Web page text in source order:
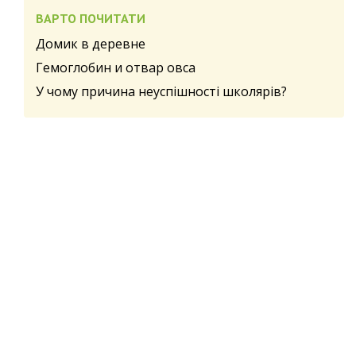
ВАРТО ПОЧИТАТИ
Домик в деревне
Гемоглобин и отвар овса
У чому причина неуспішності школярів?